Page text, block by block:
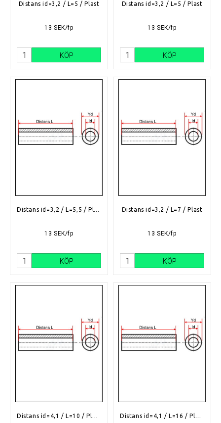
Distans id=3,2 / L=5 / Plast
13 SEK/fp
KÖP
Distans id=3,2 / L=5 / Plast
13 SEK/fp
KÖP
Distans id=3,2 / L=5,5 / Plast
13 SEK/fp
KÖP
Distans id=3,2 / L=7 / Plast
13 SEK/fp
KÖP